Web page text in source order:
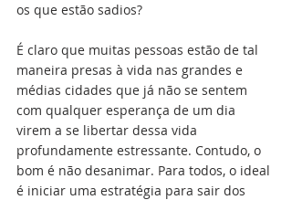
os que estão sadios?
É claro que muitas pessoas estão de tal
maneira presas à vida nas grandes e
médias cidades que já não se sentem
com qualquer esperança de um dia
virem a se libertar dessa vida
profundamente estressante. Contudo, o
bom é não desanimar. Para todos, o ideal
é iniciar uma estratégia para sair dos